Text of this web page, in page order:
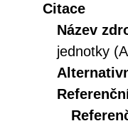
Citace
Název
jednotky